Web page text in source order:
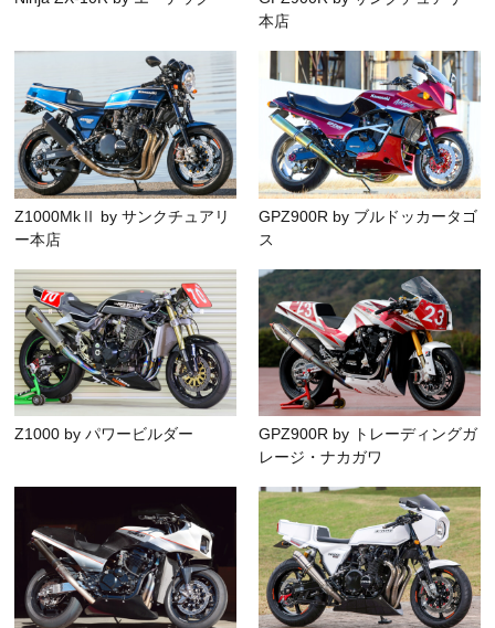
本店
Z1000MkⅡ by サンクチュアリ
ー本店
GPZ900R by ブルドッカータゴ
ス
Z1000 by パワービルダー
GPZ900R by トレーディングガ
レージ・ナカガワ